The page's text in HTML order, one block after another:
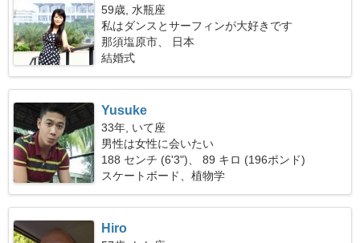
59歳, 水瓶座
私はダンスとサーフィンが大好きです
那須塩原市、 日本
結婚式
Yusuke
33年, いて座
男性は女性に会いたい
188 センチ (6'3")、 89 キロ (196ポンド)
スケートボード、植物学
Hiro